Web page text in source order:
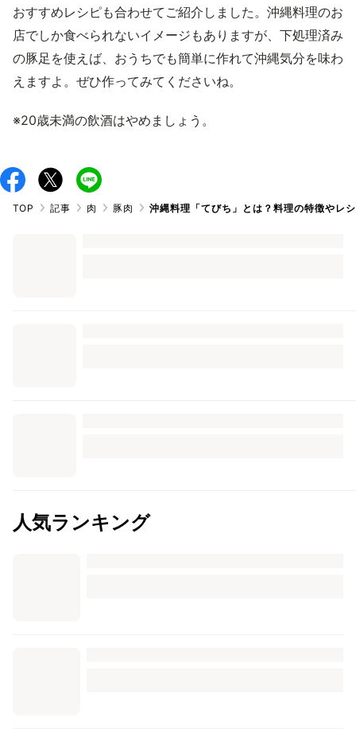
おすすめレシピも合わせてご紹介しました。沖縄料理のお
店でしか食べられないイメージもありますが、下処理済み
の豚足を使えば、おうちでも簡単に作れて沖縄気分を味わ
えますよ。ぜひ作ってみてくださいね。
※20歳未満の飲酒はやめましょう。
TOP 記事 肉 豚肉 沖縄料理「てびち」とは？料理の特徴やレ
人気ランキング